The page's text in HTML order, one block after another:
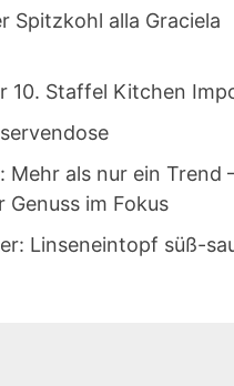
Spitzkohl alla Graciela
10. Staffel Kitchen
Mehr als nur ein Trend
Genuss im Fokus
Linseneintopf süß-